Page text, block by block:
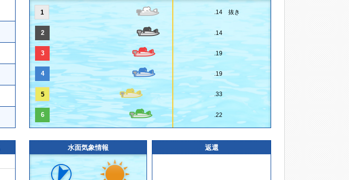
1 .14 抜き
2 .14
3 .19
4 .19
5 .33
6 .22
水面気象情報 返還